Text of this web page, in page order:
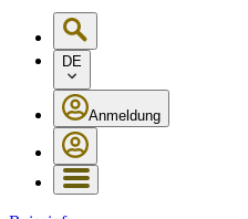
DE
Anmeldung